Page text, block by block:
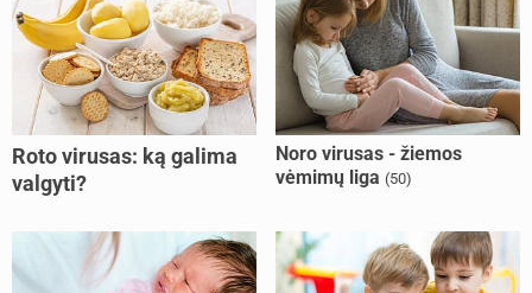
Roto virusas: ką galima
valgyti?
Noro virusas - žiemos
vėmimų liga (50)